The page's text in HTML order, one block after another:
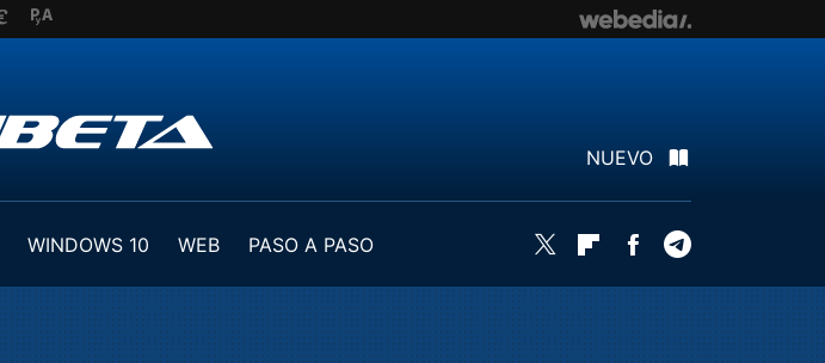
NUEVO
WINDOWS 10 WEB
PASO A PASO
Twitter FlipboardFacebook